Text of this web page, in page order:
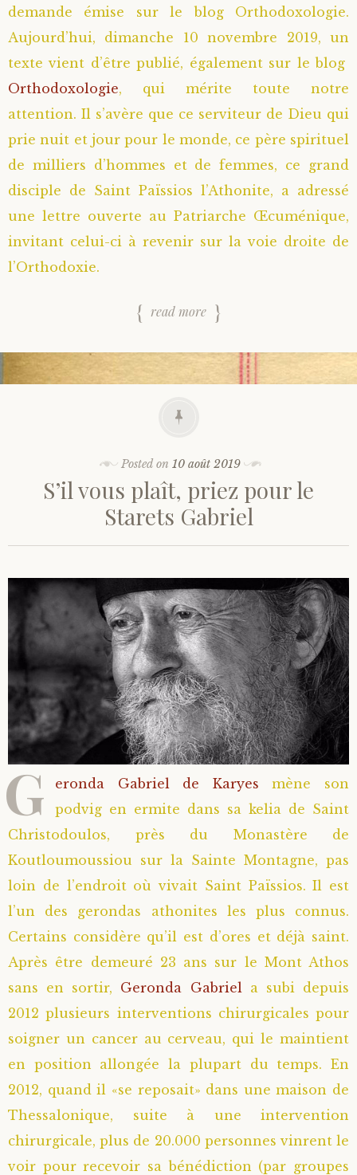
Sainte Xenia
Sainte Matrone de Moscou
Natalia de Vyritsa
Staritsa Anastasia
Geronda Arsenios le Spiléote
Gerondissa Makrina (Vassopoulou)
Archimandrite Nathanaël (Pospelov)
demande émise sur le blog Orthodoxologie.
Aujourd’hui, dimanche 10 novembre 2019, un
texte vient d’être publié, également sur le blog
Orthodoxologie, qui mérite toute notre
attention. Il s’avère que ce serviteur de Dieu qui
prie nuit et jour pour le monde, ce père spirituel
de milliers d’hommes et de femmes, ce grand
disciple de Saint Païssios l’Athonite, a adressé
une lettre ouverte au Patriarche Œcuménique,
invitant celui-ci à revenir sur la voie droite de
l’Orthodoxie.
read more
Posted on10 août 2019
S’il vous plaît, priez pour le
Starets Gabriel
G eronda Gabriel de Karyes mène son
podvig en ermite dans sa kelia de Saint
Christodoulos, près du Monastère de
Koutloumoussiou sur la Sainte Montagne, pas
loin de l’endroit où vivait Saint Païssios. Il est
l’un des gerondas athonites les plus connus.
Certains considère qu’il est d’ores et déjà saint.
Après être demeuré 23 ans sur le Mont Athos
sans en sortir, Geronda Gabriel a subi depuis
2012 plusieurs interventions chirurgicales pour
soigner un cancer au cerveau, qui le maintient
en position allongée la plupart du temps. En
2012, quand il «se reposait» dans une maison de
Thessalonique, suite à une intervention
chirurgicale, plus de 20.000 personnes vinrent le
voir pour recevoir sa bénédiction (par groupes